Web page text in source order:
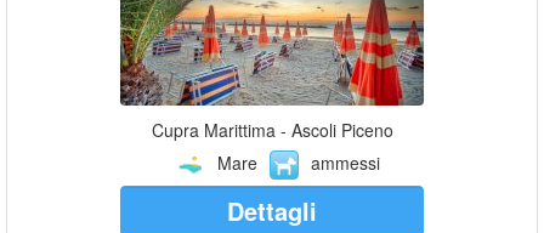
Cupra Marittima - Ascoli Piceno
Mare
ammessi
Dettagli